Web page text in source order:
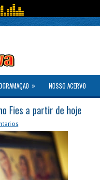
» NOSSO ACERVO
Fies a partir de hoje